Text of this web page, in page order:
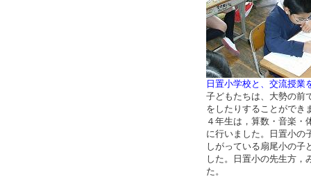
日置小学校と、交流授業
子どもたちは、大勢の前
をしたりすることができ
４年生は，算数・音楽・
に行いました。日置小の
しがっている扇尾小の子
した。日置小の先生方，
た。